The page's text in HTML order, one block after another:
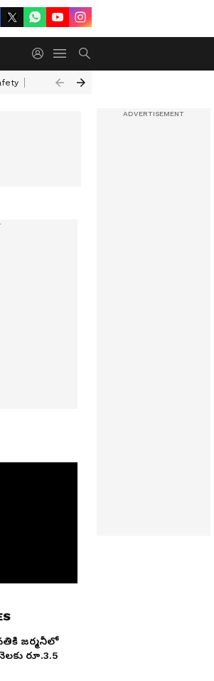
Akkineni Nageswara Rao
జర్మనీలో
రూ.3.5